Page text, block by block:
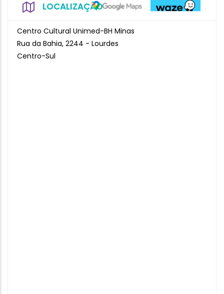
LOCALIZAÇÃO
Centro Cultural Unimed-BH Minas
Rua da Bahia, 2244 - Lourdes
Centro-Sul